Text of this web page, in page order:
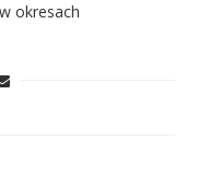
okresach